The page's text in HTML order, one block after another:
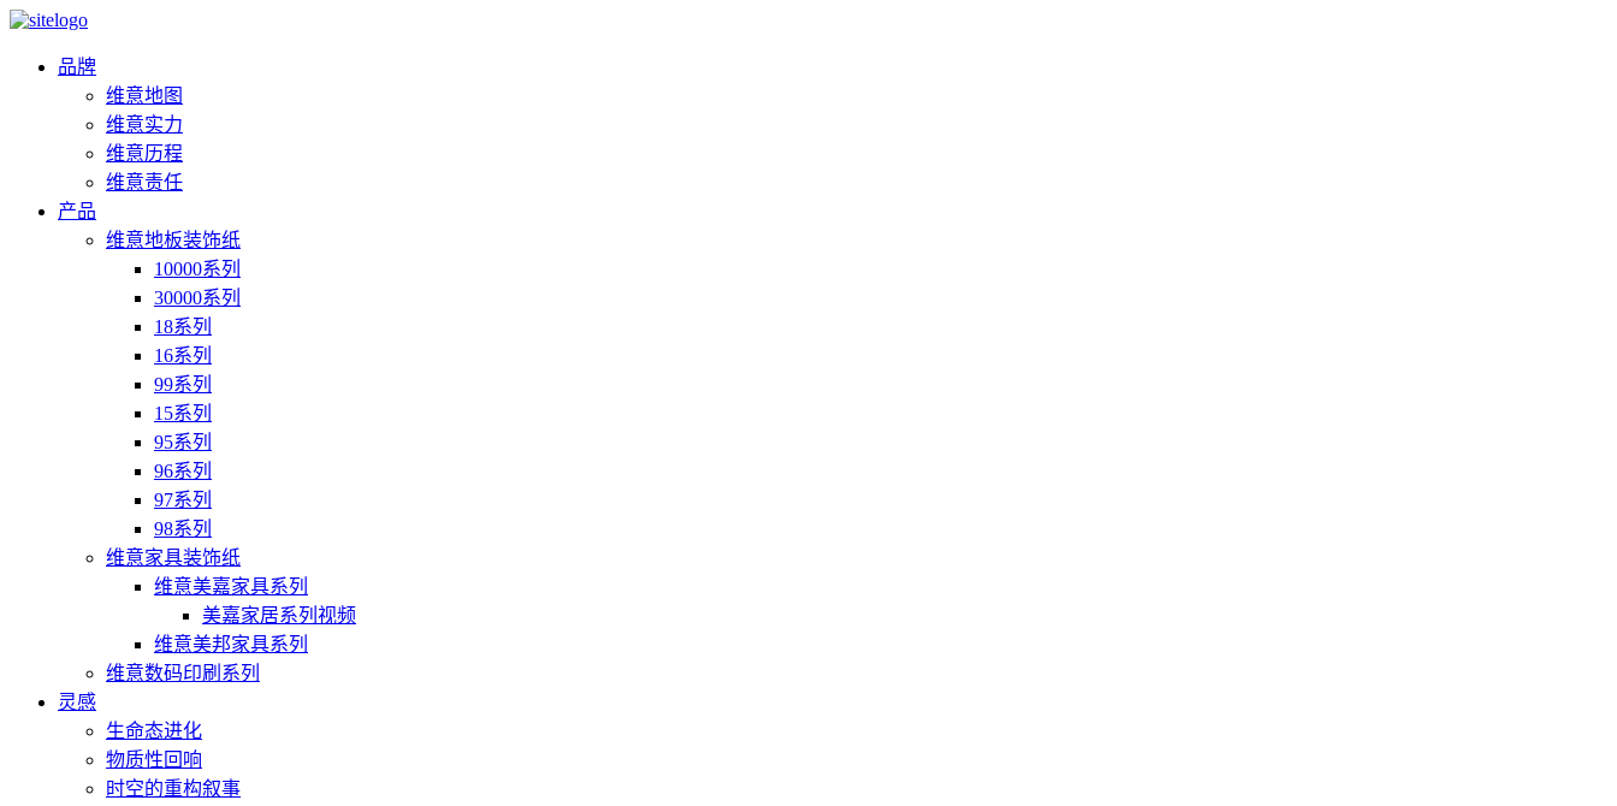
品牌
维意地图
维意实力
维意历程
维意责任
产品
维意地板装饰纸
10000系列
30000系列
18系列
16系列
99系列
15系列
95系列
96系列
97系列
98系列
维意家具装饰纸
维意美嘉家具系列
美嘉家居系列视频
维意美邦家具系列
维意数码印刷系列
灵感
生命态进化
物质性回响
时空的重构叙事